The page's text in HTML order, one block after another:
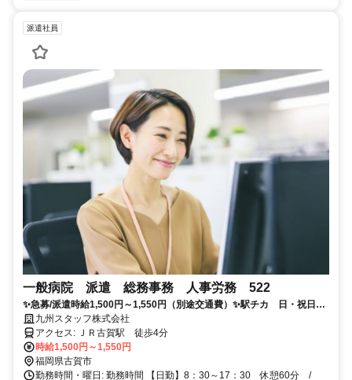
派遣社員
一般病院 派遣 総務事務 人事労務 522
✨急募/派遣時給1,500円～1,550円（別途交通費）✨駅チカ 日・祝日・
他休み マイカー通勤可
九州スタッフ株式会社
アクセス: ＪＲ古賀駅 徒歩4分
時給1,500円～1,550円
福岡県古賀市
勤務時間・曜日: 勤務時間 【日勤】8：30～17：30 休憩60分 /